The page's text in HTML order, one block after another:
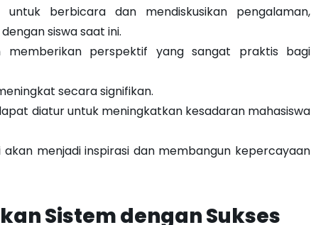
berbicara dan mendiskusikan pengalaman,
siswa saat ini.
memberikan perspektif yang sangat praktis bagi
secara signifikan.
diatur untuk meningkatkan kesadaran mahasiswa
akan menjadi inspirasi dan membangun kepercayaan
Sistem dengan Sukses